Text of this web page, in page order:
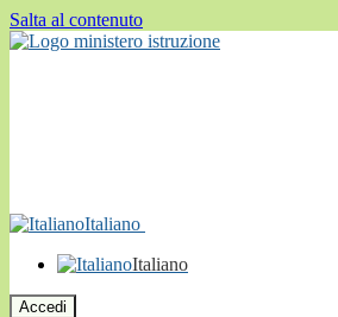
Salta al contenuto
Italiano
Italiano
Accedi